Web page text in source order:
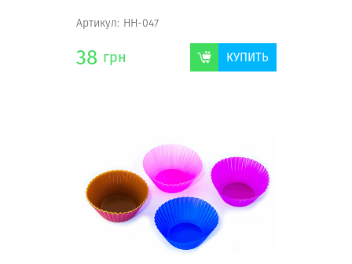
Артикул: НН-047
38 грн КУПИТЬ